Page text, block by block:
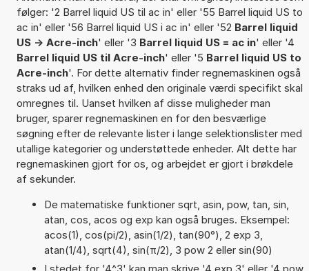
følger: '2 Barrel liquid US til ac in' eller '55 Barrel liquid US to
ac in' eller '56 Barrel liquid US i ac in' eller '52 Barrel liquid
US -> Acre-inch' eller '3 Barrel liquid US = ac in' eller '4
Barrel liquid US til Acre-inch' eller '5 Barrel liquid US to
Acre-inch'. For dette alternativ finder regnemaskinen også
straks ud af, hvilken enhed den originale værdi specifikt skal
omregnes til. Uanset hvilken af disse muligheder man
bruger, sparer regnemaskinen en for den besværlige
søgning efter de relevante lister i lange selektionslister med
utallige kategorier og understøttede enheder. Alt dette har
regnemaskinen gjort for os, og arbejdet er gjort i brøkdele
af sekunder.
De matematiske funktioner sqrt, asin, pow, tan, sin,
atan, cos, acos og exp kan også bruges. Eksempel:
acos(1), cos(pi/2), asin(1/2), tan(90°), 2 exp 3,
atan(1/4), sqrt(4), sin(π/2), 3 pow 2 eller sin(90)
I stedet for '4^3' kan man skrive '4 exp 3' eller '4 pow